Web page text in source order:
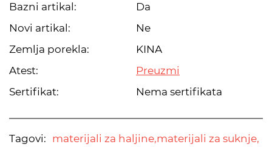
Bazni artikal:
Da
Novi artikal:
Ne
Zemlja porekla:
KINA
Atest:
Preuzmi
Sertifikat:
Nema sertifikata
Tagovi: materijali za haljine,materijali za suknje,